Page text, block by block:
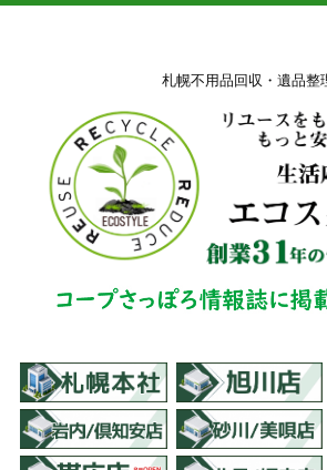
札幌不用品回収・遺品整